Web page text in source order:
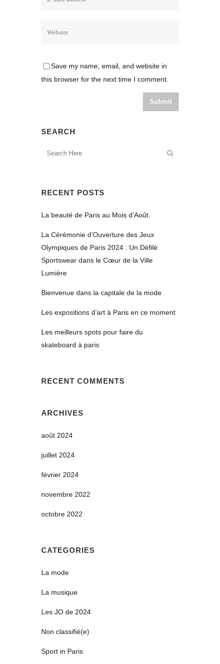
Save my name, email, and website in
this browser for the next time I comment.
SEARCH
RECENT POSTS
La beauté de Paris au Mois d’Août.
La Cérémonie d’Ouverture des Jeux
Olympiques de Paris 2024 : Un Défilé
Sportswear dans le Cœur de la Ville
Lumière
Bienvenue dans la capitale de la mode
Les expositions d’art à Paris en ce moment
Les meilleurs spots pour faire du
skateboard à paris
RECENT COMMENTS
ARCHIVES
août 2024
juillet 2024
février 2024
novembre 2022
octobre 2022
CATEGORIES
La mode
La musique
Les JO de 2024
Non classifié(e)
Sport in Paris